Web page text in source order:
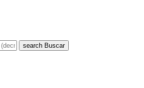
search Buscar